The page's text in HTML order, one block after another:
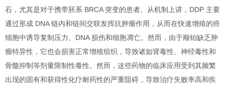
石，尤其是对于携带胚系 BRCA 突变的患者。从机制上讲，DDP 主要
通过形成 DNA 链内和链间交联发挥抗肿瘤作用，从而在快速增殖的癌
细胞中诱导复制压力、DNA 损伤和细胞凋亡。然而，由于顺铂缺乏肿
瘤特异性，它也会损害正常增殖组织，导致诸如肾毒性、神经毒性和
骨髓抑制等剂量限制性毒性。然而，这些药物的临床应用受到其频繁
出现的固有和获得性化疗耐药性的严重阻碍，导致治疗失败率高和疾